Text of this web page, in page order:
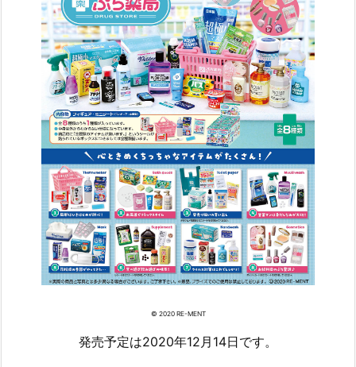
© 2020 RE-MENT
発売予定は2020年12月14日です。